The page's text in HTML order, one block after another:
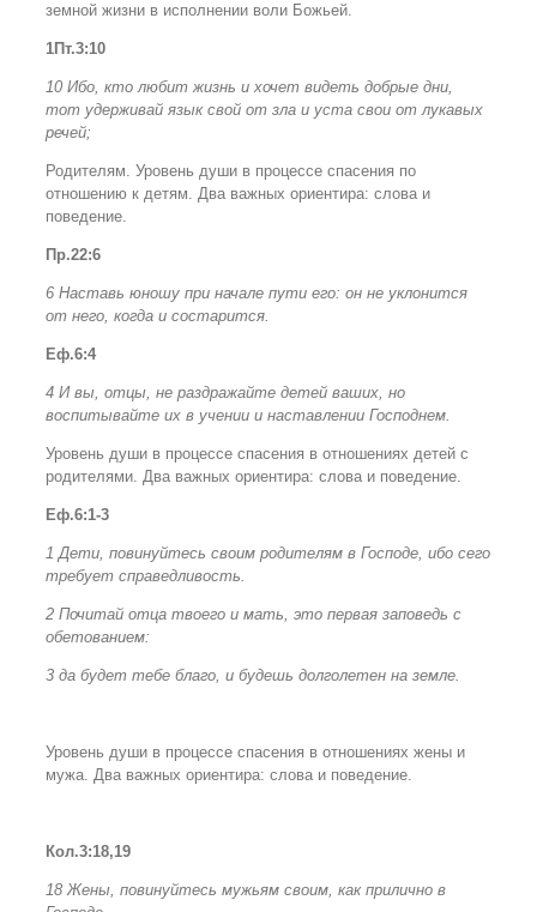
земной жизни в исполнении воли Божьей.
1Пт.3:10
10 Ибо, кто любит жизнь и хочет видеть добрые дни,
тот удерживай язык свой от зла и уста свои от лукавых
речей;
Родителям. Уровень души в процессе спасения по
отношению к детям. Два важных ориентира: слова и
поведение.
Пр.22:6
6 Наставь юношу при начале пути его: он не уклонится
от него, когда и состарится.
Еф.6:4
4 И вы, отцы, не раздражайте детей ваших, но
воспитывайте их в учении и наставлении Господнем.
Уровень души в процессе спасения в отношениях детей с
родителями. Два важных ориентира: слова и поведение.
Еф.6:1-3
1 Дети, повинуйтесь своим родителям в Господе, ибо сего
требует справедливость.
2 Почитай отца твоего и мать, это первая заповедь с
обетованием:
3 да будет тебе благо, и будешь долголетен на земле.
Уровень души в процессе спасения в отношениях жены и
мужа. Два важных ориентира: слова и поведение.
Кол.3:18,19
18 Жены, повинуйтесь мужьям своим, как прилично в